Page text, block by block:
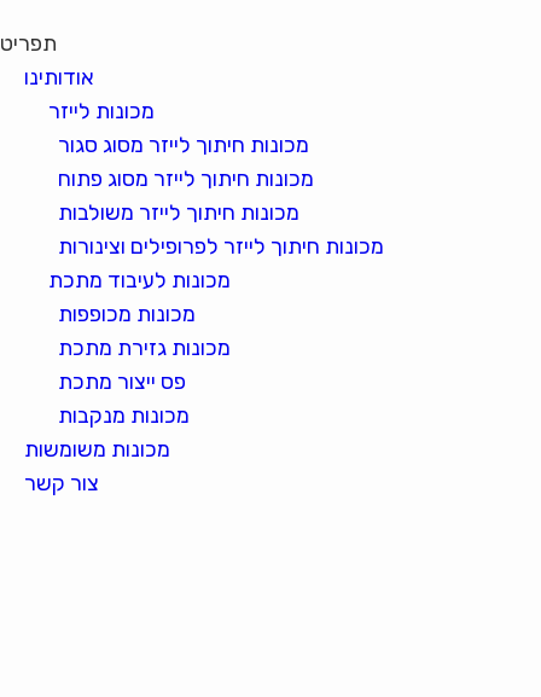
תפריט
אודותינו
מכונות לייזר
מכונות חיתוך לייזר מסוג סגור
מכונות חיתוך לייזר מסוג פתוח
מכונות חיתוך לייזר משולבות
מכונות חיתוך לייזר לפרופילים וצינורות
מכונות לעיבוד מתכת
מכונות מכופפות
מכונות גזירת מתכת
פס ייצור מתכת
מכונות מנקבות
מכונות משומשות
צור קשר